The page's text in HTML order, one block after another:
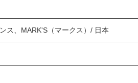
ス、MARK'S（マークス）/ 日本